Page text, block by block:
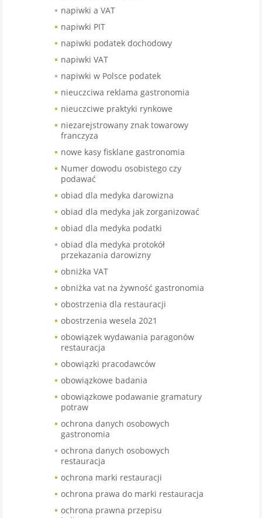
napiwki a VAT
napiwki PIT
napiwki podatek dochodowy
napiwki VAT
napiwki w Polsce podatek
nieuczciwa reklama gastronomia
nieuczciwe praktyki rynkowe
niezarejstrowany znak towarowy
franczyza
nowe kasy fisklane gastronomia
Numer dowodu osobistego czy
podawać
obiad dla medyka darowizna
obiad dla medyka jak zorganizować
obiad dla medyka podatki
obiad dla medyka protokół
przekazania darowizny
obniżka VAT
obniżka vat na żywność gastronomia
obostrzenia dla restauracji
obostrzenia wesela 2021
obowiązek wydawania paragonów
restauracja
obowiązki pracodawców
obowiązkowe badania
obowiązkowe podawanie gramatury
potraw
ochrona danych osobowych
gastronomia
ochrona danych osobowych
restauracja
ochrona marki restauracji
ochrona prawa do marki restauracja
ochrona prawna przepisu